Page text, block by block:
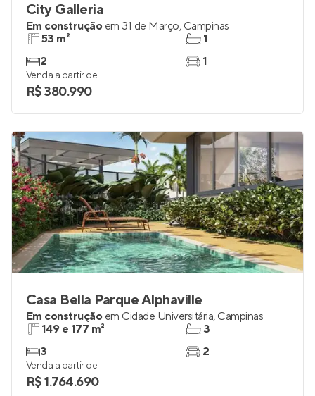
City Galleria
Em construção em 31 de Março, Campinas
53 m²
2
1
1
Venda a partir de
R$ 380.990
Casa Bella Parque Alphaville
Em construção em Cidade Universitária, Campinas
149 e 177 m²
3
3
2
Venda a partir de
R$ 1.764.690